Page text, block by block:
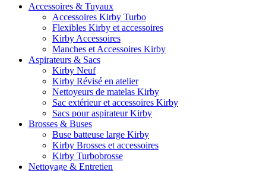
Accessoires & Tuyaux
Accessoires Kirby Turbo
Flexibles Kirby et accessoires
Kirby Accessoires
Manches et Accessoires Kirby
Aspirateurs & Sacs
Kirby Neuf
Kirby Révisé en atelier
Nettoyeurs de matelas Kirby
Sac extérieur et accessoires Kirby
Sacs pour aspirateur Kirby
Brosses & Buses
Buse batteuse large Kirby
Kirby Brosses et accessoires
Kirby Turbobrosse
Nettoyage & Entretien